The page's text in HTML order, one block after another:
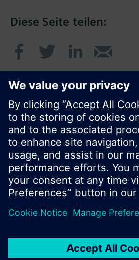
Diese Seite teilen:
© Siemens Schweiz AG 2017
Produktangebot und Preise
variieren.
Nutzungsbedingungen